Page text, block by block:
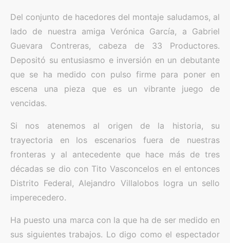
Del conjunto de hacedores del montaje saludamos, al
lado de nuestra amiga Verónica García, a Gabriel
Guevara Contreras, cabeza de 33 Productores.
Depositó su entusiasmo e inversión en un debutante
que se ha medido con pulso firme para poner en
escena una pieza que es un vibrante juego de
vencidas.
Si nos atenemos al origen de la historia, su
trayectoria en los escenarios fuera de nuestras
fronteras y al antecedente que hace más de tres
décadas se dio con Tito Vasconcelos en el entonces
Distrito Federal, Alejandro Villalobos logra un sello
imperecedero.
Ha puesto una marca con la que ha de ser medido en
sus siguientes trabajos. Lo digo como el espectador